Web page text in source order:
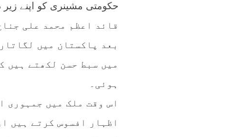
حکومتی مشینری کو اپنے
قائد اعظم محمد علی
بعد پاکستان میں
میں سبط حسن لکھتے ہیں
ہوئی۔
اس وقت ملک میں جمہوری
اظہار افسوس کرتے ہیں